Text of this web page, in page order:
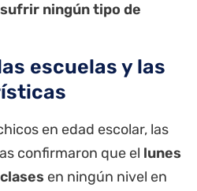
ningún tipo de
escuelas y las
en edad escolar, las
confirmaron que el lunes
en ningún nivel en